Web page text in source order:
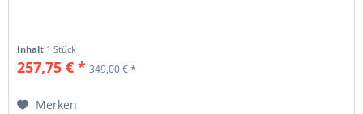
Inhalt 1 Stück
257,75 € * 349,00 € *
Merken